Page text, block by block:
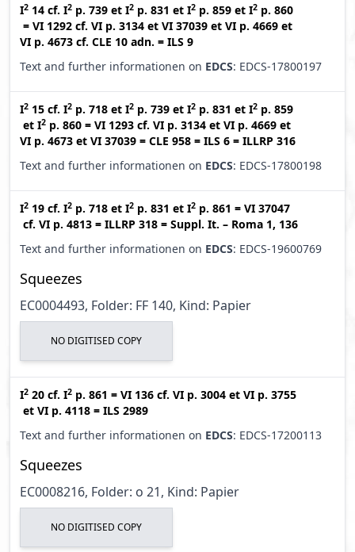
I2 14 cf. I2 p. 739 et I2 p. 831 et I2 p. 859 et I2 p. 860
= VI 1292 cf. VI p. 3134 et VI 37039 et VI p. 4669 et
VI p. 4673 cf. CLE 10 adn. = ILS 9
Text and further informationen on EDCS: EDCS-17800197
I2 15 cf. I2 p. 718 et I2 p. 739 et I2 p. 831 et I2 p. 859
et I2 p. 860 = VI 1293 cf. VI p. 3134 et VI p. 4669 et
VI p. 4673 et VI 37039 = CLE 958 = ILS 6 = ILLRP 316
Text and further informationen on EDCS: EDCS-17800198
I2 19 cf. I2 p. 718 et I2 p. 831 et I2 p. 861 = VI 37047
cf. VI p. 4813 = ILLRP 318 = Suppl. It. – Roma 1, 136
Text and further informationen on EDCS: EDCS-19600769
Squeezes
EC0004493, Folder: FF 140, Kind: Papier
NO DIGITISED COPY
I2 20 cf. I2 p. 861 = VI 136 cf. VI p. 3004 et VI p. 3755
et VI p. 4118 = ILS 2989
Text and further informationen on EDCS: EDCS-17200113
Squeezes
EC0008216, Folder: o 21, Kind: Papier
NO DIGITISED COPY